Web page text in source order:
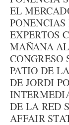
EL
PONENCIAS
EXPERTOS
MAÑANA
CONGRESO
PATIO DE
DE JORDI
DE LA RED
AFFAIR